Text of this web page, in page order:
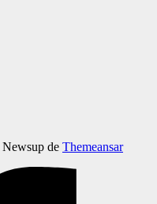
Newsup de Themeansar